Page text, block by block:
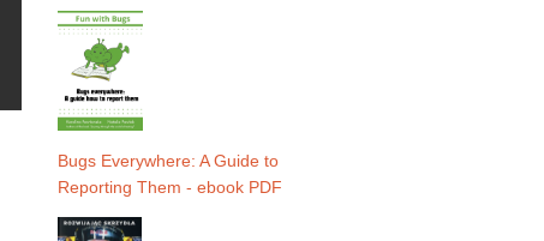
Bugs Everywhere: A Guide to
Reporting Them - ebook PDF